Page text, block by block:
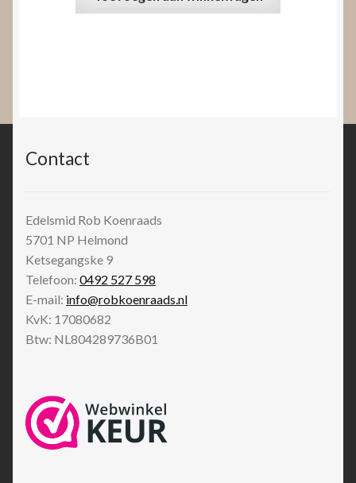
Contact
Edelsmid Rob Koenraads
5701 NP Helmond
Ketsegangske 9
Telefoon: 0492 527 598
E-mail: info@robkoenraads.nl
KvK: 17080682
Btw: NL804289736B01